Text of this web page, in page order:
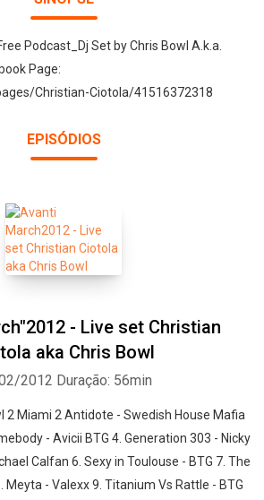
Podcast_Dj Set by Chris Bowl A.k.a.
Page:
Christian-Ciotola/41516372318
EPISÓDIOS
- Live set Christian
aka Chris Bowl
2012 Duração: 56min
2 Miami 2 Antidote - Swedish House Mafia
- Avicii BTG 4. Generation 303 - Nicky
Calfan 6. Sexy in Toulouse - BTG 7. The
Meyta - Valexx 9. Titanium Vs Rattle - BTG